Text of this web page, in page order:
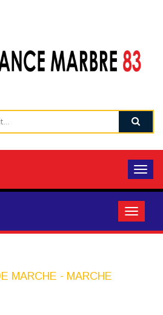
MARCHE - MARCHE